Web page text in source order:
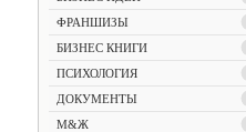
ФРАНШИЗЫ
БИЗНЕС КНИГИ
ПСИХОЛОГИЯ
ДОКУМЕНТЫ
М&Ж